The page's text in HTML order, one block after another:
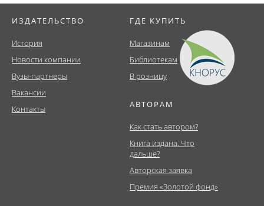
ИЗДАТЕЛЬСТВО
История
Новости компании
Вузы-партнеры
Вакансии
Контакты
ГДЕ КУПИТЬ
Магазинам
Библиотекам
В розницу
АВТОРАМ
Как стать автором?
Книга издана. Что
дальше?
Авторская заявка
Премия «Золотой фонд»